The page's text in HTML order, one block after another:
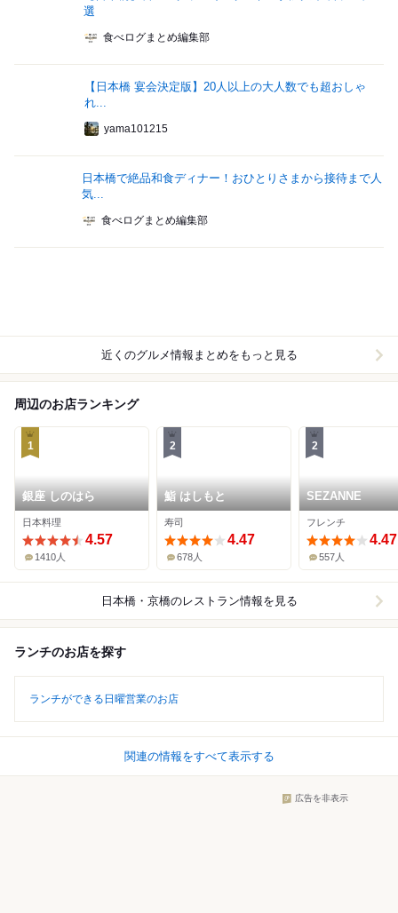
選
食べログまとめ編集部
【日本橋 宴会決定版】20人以上の大人数でも超おしゃ
れ...
yama101215
日本橋で絶品和食ディナー！おひとりさまから接待まで人
気...
食べログまとめ編集部
近くのグルメ情報まとめをもっと見る
周辺のお店ランキング
1
銀座 しのはら
日本料理
4.57
1410人
2
鮨 はしもと
寿司
4.47
678人
2
SEZANNE
フレンチ
4.47
557人
日本橋・京橋のレストラン情報を見る
ランチのお店を探す
ランチができる日曜営業のお店
関連の情報をすべて表示する
広告を非表示